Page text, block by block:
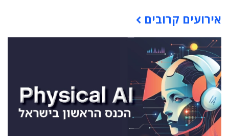
אירועים קרובים